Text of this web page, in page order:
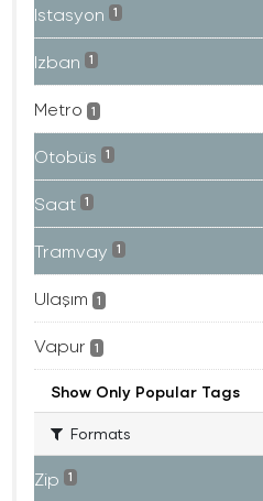
Istasyon 1
Izban 1
Metro 1
Otobüs 1
Saat 1
Tramvay 1
Ulaşım 1
Vapur 1
Show Only Popular Tags
Formats
Zip 1